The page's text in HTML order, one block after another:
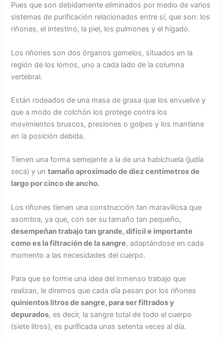
Pues que son debidamente eliminados por medio de varios
sistemas de purificación relacionados entre sí, que son: los
riñones, el intestino, la piel, los pulmones y el hígado.
Los riñones son dos órganos gemelos, situados en la
región de los lomos, uno a cada lado de la columna
vertebral.
Están rodeados de una masa de grasa que los envuelve y
que a modo de colchón los protege contra los
movimientos bruscos, presiones o golpes y los mantiene
en la posición debida.
Tienen una forma semejante a la de una habichuela (judía
seca) y untamaño aproximado de diez centímetros de
largo por cinco de ancho.
Los riñones tienen una construcción tan maravillosa que
asombra, ya que, con ser su tamaño tan pequeño,
desempeñan trabajo tan grande, difícil e importante
como es la filtración de la sangre, adaptándose en cada
momento a las necesidades del cuerpo.
Para que se forme una idea del inmenso trabajo que
realizan, le diremos que cada día pasan por los riñones
quinientos litros de sangre, para ser filtrados y
depurados, es decir, la sangre total de todo el cuerpo
(siete litros), es purificada unas setenta veces al día.